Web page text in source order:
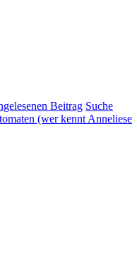
Suche
(wer kennt Anneliese